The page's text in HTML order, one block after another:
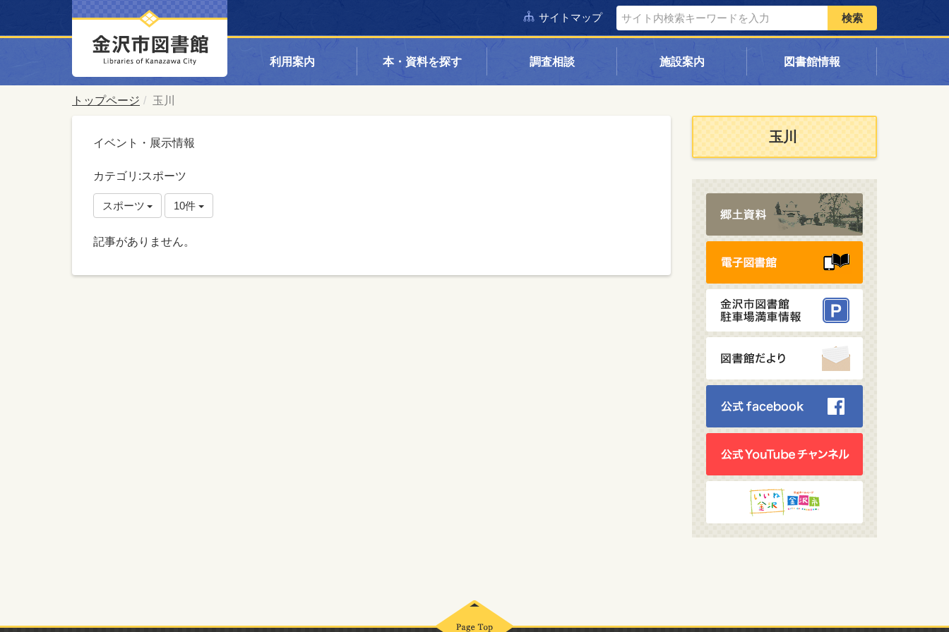
サイトマップ 検索
利用案内 本・資料を探す 調査相談 施設案内 図書館情報
トップページ 玉川
イベント・展示情報
カテゴリ:スポーツ
スポーツ 10件
記事がありません。
玉川